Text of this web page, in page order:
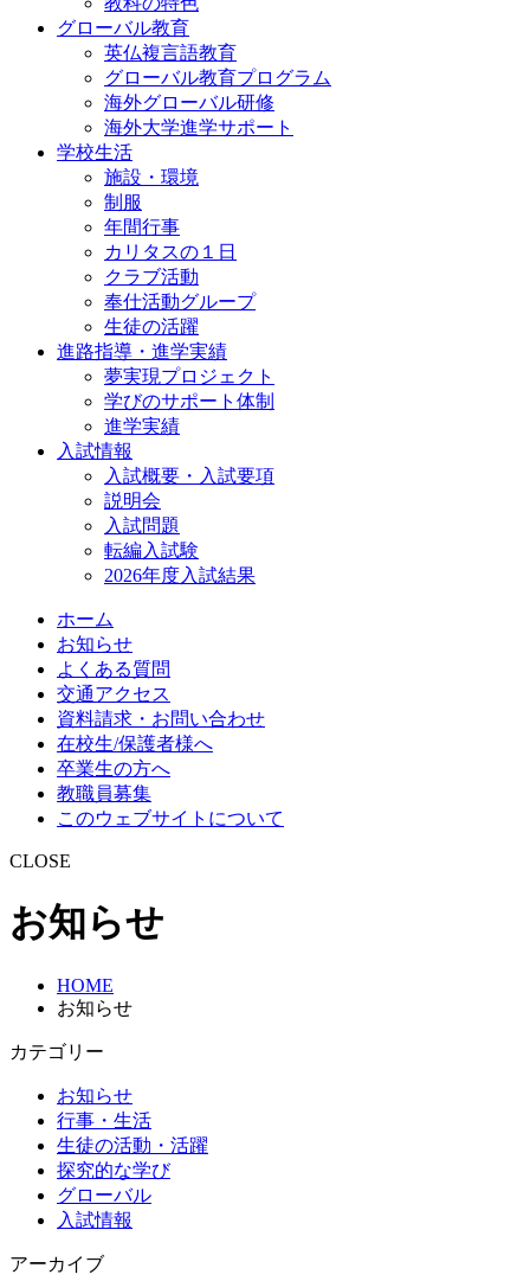
グローバル教育
英仏複言語教育
グローバル教育プログラム
海外グローバル研修
海外大学進学サポート
学校生活
施設・環境
制服
年間行事
カリタスの１日
クラブ活動
奉仕活動グループ
生徒の活躍
進路指導・進学実績
夢実現プロジェクト
学びのサポート体制
進学実績
入試情報
入試概要・入試要項
説明会
入試問題
転編入試験
2026年度入試結果
ホーム
お知らせ
よくある質問
交通アクセス
資料請求・お問い合わせ
在校生/保護者様へ
卒業生の方へ
教職員募集
このウェブサイトについて
CLOSE
お知らせ
HOME
お知らせ
カテゴリー
お知らせ
行事・生活
生徒の活動・活躍
探究的な学び
グローバル
入試情報
アーカイブ